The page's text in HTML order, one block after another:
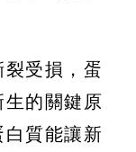
受損，蛋
的關鍵原
質能讓新